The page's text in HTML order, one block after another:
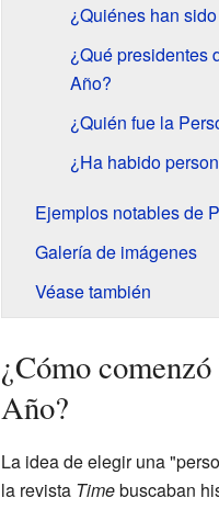
¿Quiénes han
¿Qué presidentes
Año?
¿Quién fue la
¿Ha habido
Ejemplos notables de
Galería de imágenes
Véase también
¿Cómo
Año?
La idea de elegir una
la revista Timebuscaban